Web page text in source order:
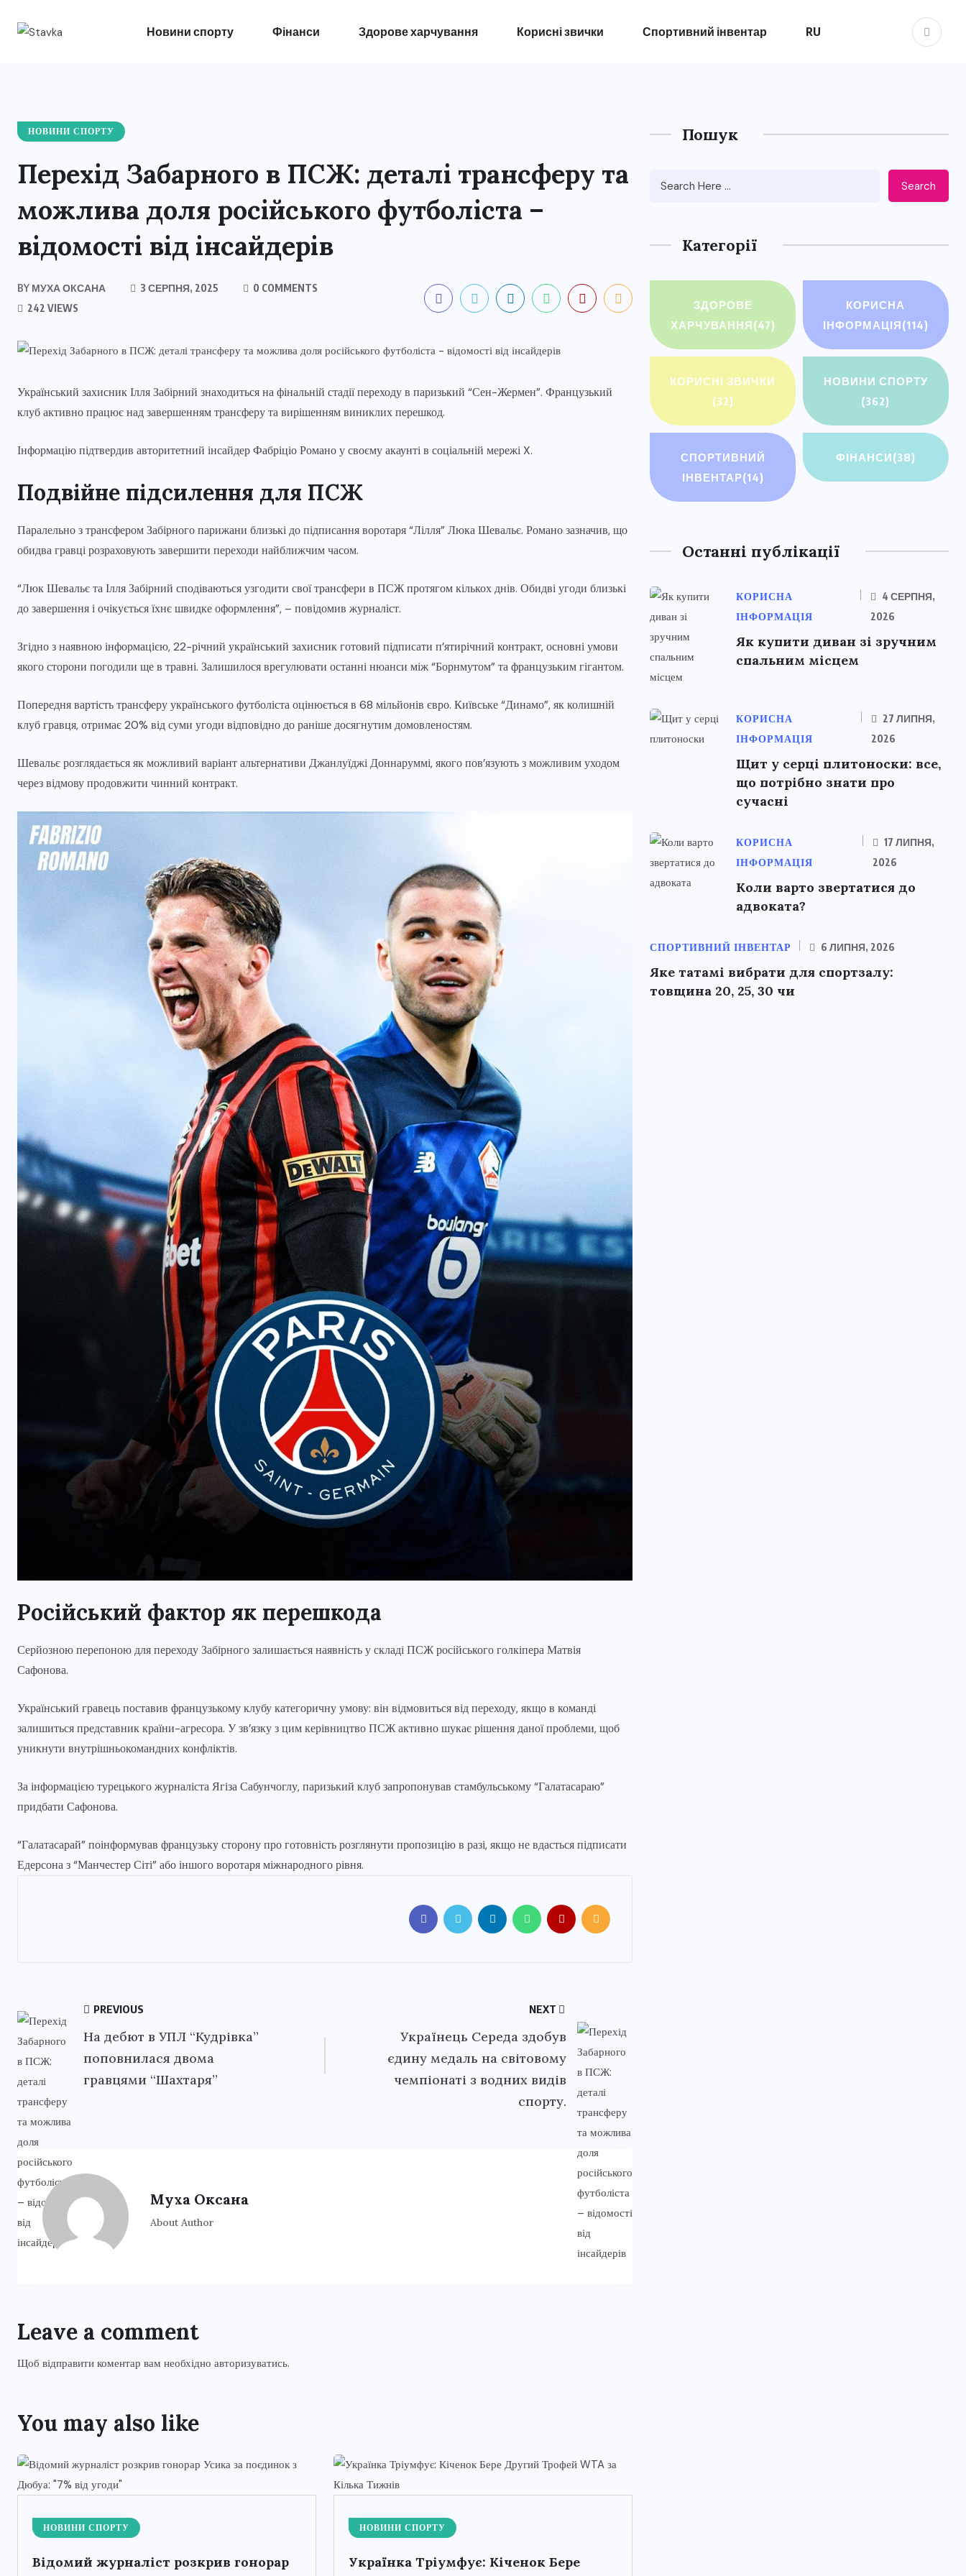
Новини спорту Фінанси Здорове харчування Корисні звички Спортивний інвентар RU
НОВИНИ СПОРТУ
Перехід Забарного в ПСЖ: деталі трансферу та
можлива доля російського футболіста –
відомості від інсайдерів
BY МУХА ОКСАНА 3 СЕРПНЯ, 2025
0 COMMENTS
242 VIEWS
Український захисник Ілля Забірний знаходиться на фінальній стадії переходу в паризький “Сен-Жермен”. Французький
клуб активно працює над завершенням трансферу та вирішенням виниклих перешкод.
Інформацію підтвердив авторитетний інсайдер Фабріціо Романо у своєму акаунті в соціальній мережі X.
Подвійне підсилення для ПСЖ
Паралельно з трансфером Забірного парижани близькі до підписання воротаря “Лілля” Люка Шевальє. Романо зазначив, що
обидва гравці розраховують завершити переходи найближчим часом.
“Люк Шевальє та Ілля Забірний сподіваються узгодити свої трансфери в ПСЖ протягом кількох днів. Обидві угоди близькі
до завершення і очікується їхнє швидке оформлення”, – повідомив журналіст.
Згідно з наявною інформацією, 22-річний український захисник готовий підписати п’ятирічний контракт, основні умови
якого сторони погодили ще в травні. Залишилося врегулювати останні нюанси між “Борнмутом” та французьким гігантом.
Попередня вартість трансферу українського футболіста оцінюється в 68 мільйонів євро. Київське “Динамо”, як колишній
клуб гравця, отримає 20% від суми угоди відповідно до раніше досягнутим домовленостям.
Шевальє розглядається як можливий варіант альтернативи Джанлуїджі Доннаруммі, якого пов’язують з можливим уходом
через відмову продовжити чинний контракт.
Російський фактор як перешкода
Серйозною перепоною для переходу Забірного залишається наявність у складі ПСЖ російського голкіпера Матвія
Сафонова.
Український гравець поставив французькому клубу категоричну умову: він відмовиться від переходу, якщо в команді
залишиться представник країни-агресора. У зв’язку з цим керівництво ПСЖ активно шукає рішення даної проблеми, щоб
уникнути внутрішньокомандних конфліктів.
За інформацією турецького журналіста Ягіза Сабунчоглу, паризький клуб запропонував стамбульському “Галатасараю”
придбати Сафонова.
“Галатасарай” поінформував французьку сторону про готовність розглянути пропозицію в разі, якщо не вдасться підписати
Едерсона з “Манчестер Сіті” або іншого воротаря міжнародного рівня.
PREVIOUS
На дебют в УПЛ “Кудрівка”
поповнилася двома
гравцями “Шахтаря”
NEXT
Українець Середа здобув
єдину медаль на світовому
чемпіонаті з водних видів
спорту.
Муха Оксана
About Author
Leave a comment
Щоб відправити коментар вам необхідно авторизуватись.
You may also like
НОВИНИ СПОРТУ
Відомий журналіст розкрив гонорар
НОВИНИ СПОРТУ
Українка Тріумфує: Кіченок Бере
Пошук
Search
Категорії
ЗДОРОВЕ
ХАРЧУВАННЯ(47)
КОРИСНА
ІНФОРМАЦІЯ(114)
КОРИСНІ ЗВИЧКИ
(32)
НОВИНИ СПОРТУ
(362)
СПОРТИВНИЙ
ІНВЕНТАР(14)
ФІНАНСИ(38)
Останні публікації
КОРИСНА
ІНФОРМАЦІЯ
4 СЕРПНЯ,
2026
Як купити диван зі зручним
спальним місцем
КОРИСНА
ІНФОРМАЦІЯ
27 ЛИПНЯ,
2026
Щит у серці плитоноски: все,
що потрібно знати про
сучасні
КОРИСНА
ІНФОРМАЦІЯ
17 ЛИПНЯ,
2026
Коли варто звертатися до
адвоката?
СПОРТИВНИЙ ІНВЕНТАР 6 ЛИПНЯ, 2026
Яке татамі вибрати для спортзалу:
товщина 20, 25, 30 чи